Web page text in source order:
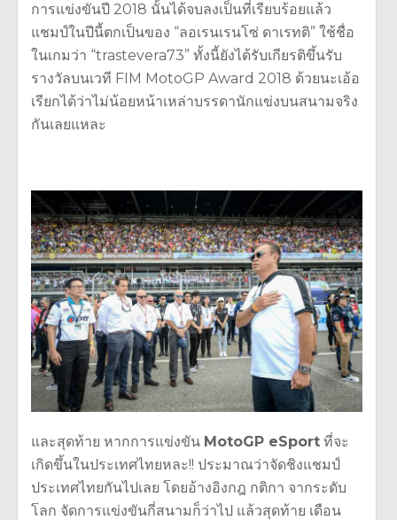
การแข่งขันปี 2018 นั้นได้จบลงเป็นที่เรียบร้อยแล้ว
แชมป์ในปีนี้ตกเป็นของ “ลอเรนเรนโซ่ ดาเรทติ” ใช้ชื่อ
ในเกมว่า “trastevera73” ทั้งนี้ยังได้รับเกียรติขึ้นรับ
รางวัลบนเวที FIM MotoGP Award 2018 ด้วยนะเอ้อ
เรียกได้ว่าไม่น้อยหน้าเหล่าบรรดานักแข่งบนสนามจริง
กันเลยแหละ
และสุดท้าย หากการแข่งขัน MotoGP eSport ที่จะ
เกิดขึ้นในประเทศไทยหละ!! ประมาณว่าจัดชิงแชมป์
ประเทศไทยกันไปเลย โดยอ้างอิงกฎ กติกา จากระดับ
โลก จัดการแข่งขันกี่สนามก็ว่าไป แล้วสุดท้าย เดือน